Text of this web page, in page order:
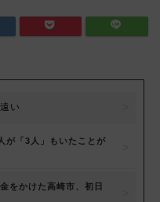
い
が「3人」もいたことが
をかけた高崎市、初日